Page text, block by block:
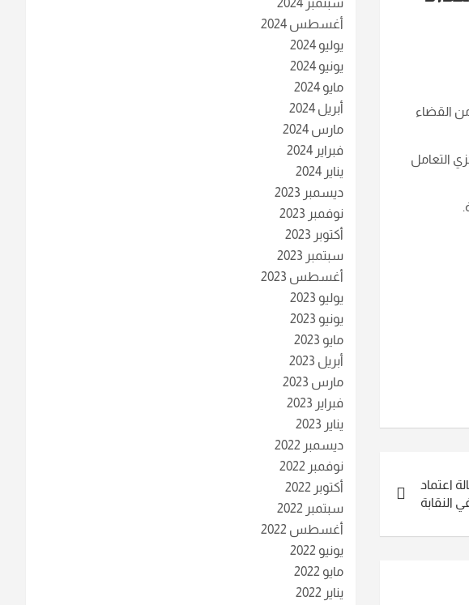
القضاء
التعامل
اعتماد
النقابة
أغسطس 2024
يوليو 2024
يونيو 2024
مايو 2024
أبريل 2024
مارس 2024
فبراير 2024
يناير 2024
ديسمبر 2023
نوفمبر 2023
أكتوبر 2023
سبتمبر 2023
أغسطس 2023
يوليو 2023
يونيو 2023
مايو 2023
أبريل 2023
مارس 2023
فبراير 2023
يناير 2023
ديسمبر 2022
نوفمبر 2022
أكتوبر 2022
سبتمبر 2022
أغسطس 2022
يونيو 2022
مايو 2022
يناير 2022